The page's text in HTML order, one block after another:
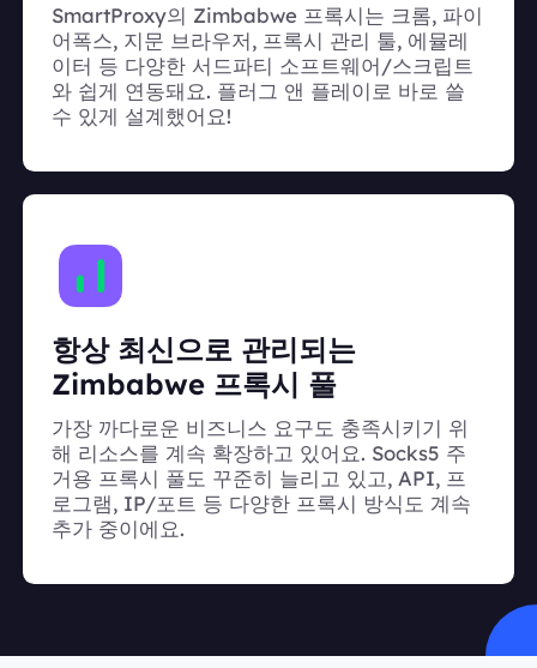
SmartProxy의 Zimbabwe 프록시는 크롬, 파이
어폭스, 지문 브라우저, 프록시 관리 툴, 에뮬레
이터 등 다양한 서드파티 소프트웨어/스크립트
와 쉽게 연동돼요. 플러그 앤 플레이로 바로 쓸
수 있게 설계했어요!
항상 최신으로 관리되는
Zimbabwe 프록시 풀
가장 까다로운 비즈니스 요구도 충족시키기 위
해 리소스를 계속 확장하고 있어요. Socks5 주
거용 프록시 풀도 꾸준히 늘리고 있고, API, 프
로그램, IP/포트 등 다양한 프록시 방식도 계속
추가 중이에요.